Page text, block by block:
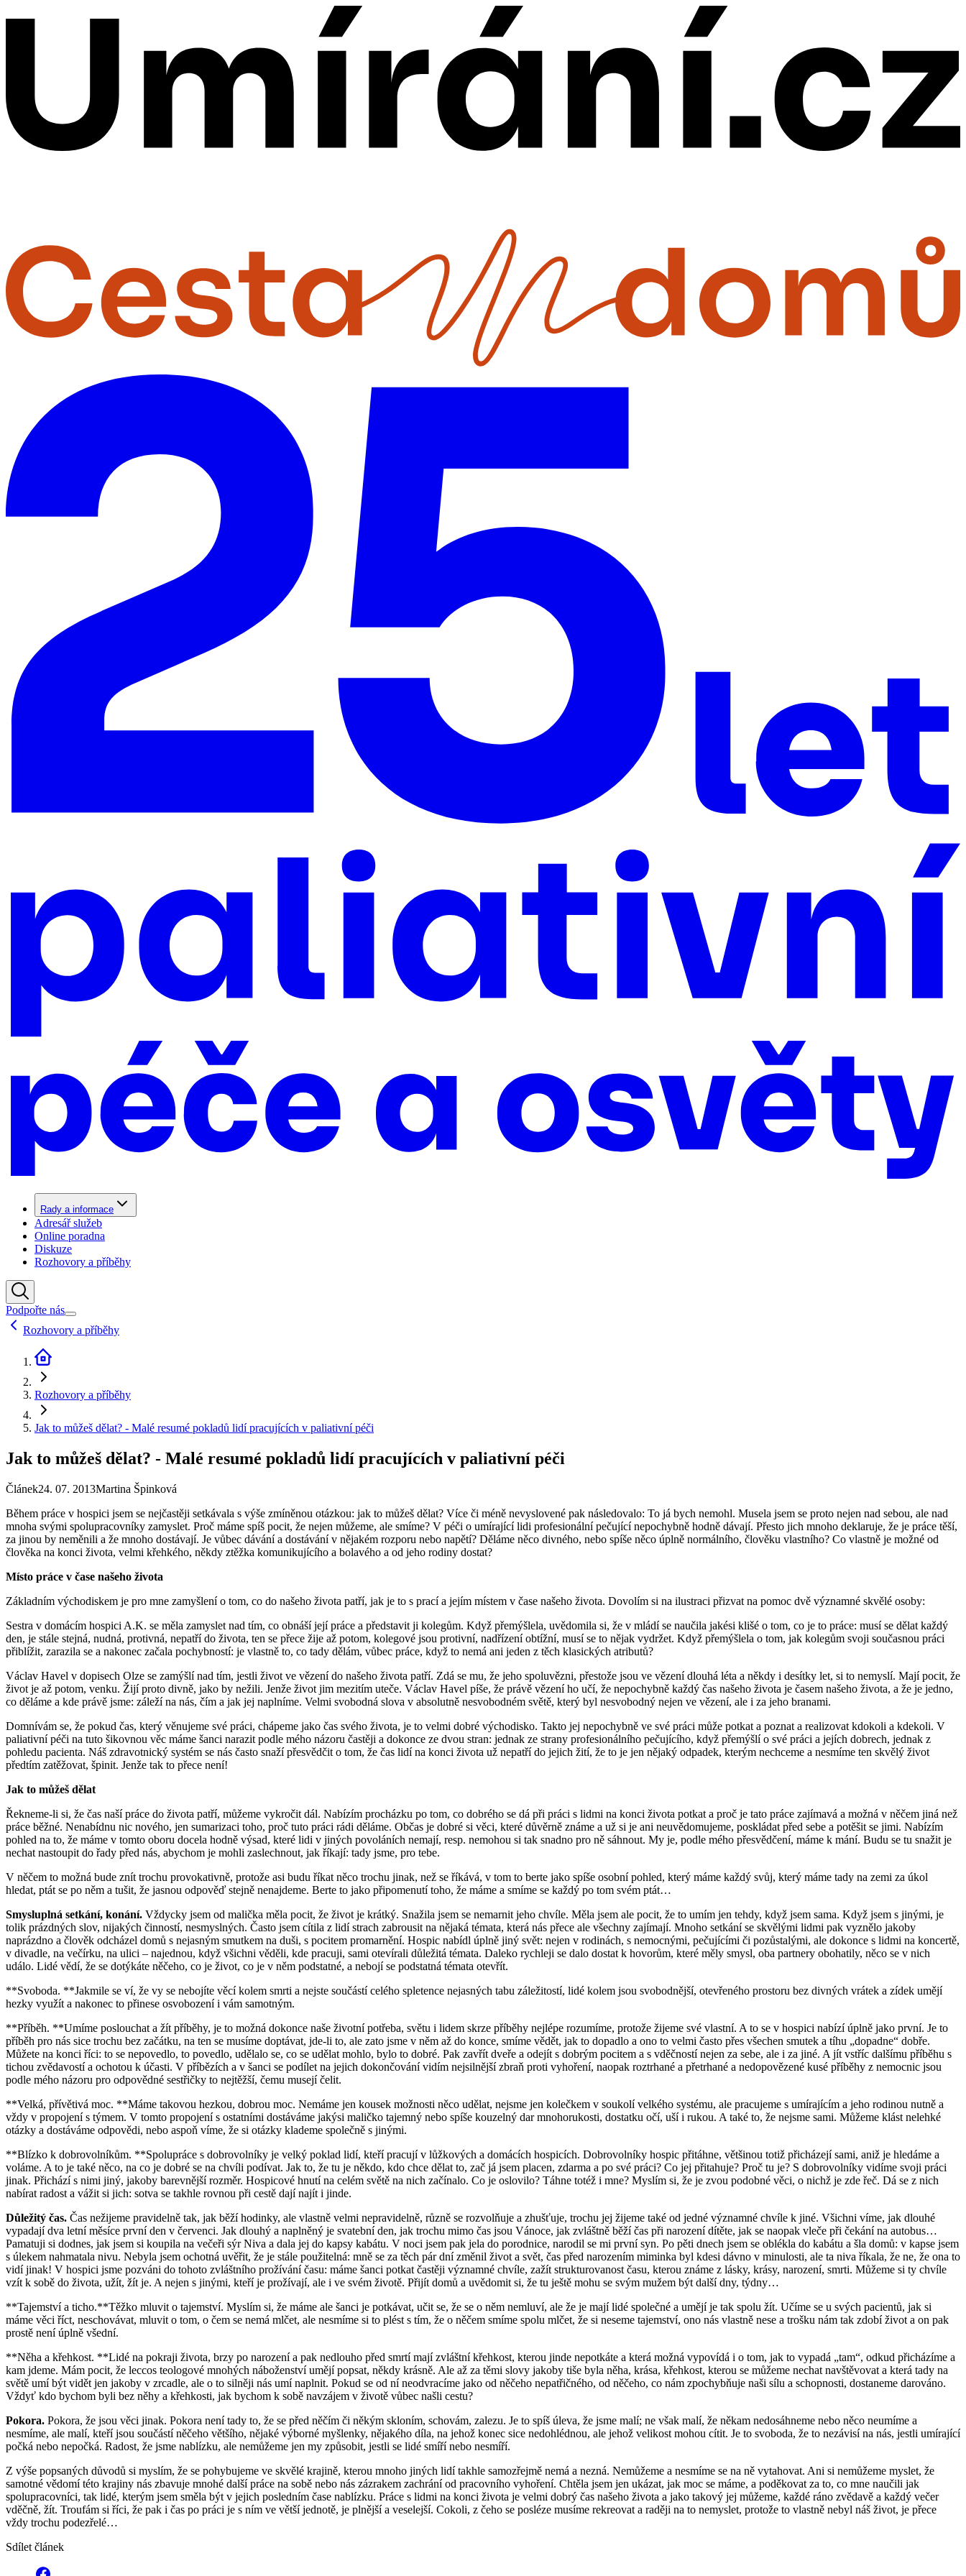
Rady a informace
Adresář služeb
Online poradna
Diskuze
Rozhovory a příběhy
Podpořte nás
Rozhovory a příběhy
Rozhovory a příběhy
Jak to můžeš dělat? - Malé resumé pokladů lidí pracujících v paliativní péči
Jak to můžeš dělat? - Malé resumé pokladů lidí pracujících v paliativní péči
Článek24. 07. 2013Martina Špinková
Během práce v hospici jsem se nejčastěji setkávala s výše zmíněnou otázkou: jak to můžeš dělat? Více či méně nevyslovené pak následovalo: To já bych nemohl. Musela jsem se proto nejen nad sebou, ale nad
mnoha svými spolupracovníky zamyslet. Proč máme spíš pocit, že nejen můžeme, ale smíme? V péči o umírající lidi profesionální pečující nepochybně hodně dávají. Přesto jich mnoho deklaruje, že je práce těší,
za jinou by neměnili a že mnoho dostávají. Je vůbec dávání a dostávání v nějakém rozporu nebo napětí? Děláme něco divného, nebo spíše něco úplně normálního, člověku vlastního? Co vlastně je možné od
člověka na konci života, velmi křehkého, někdy ztěžka komunikujícího a bolavého a od jeho rodiny dostat?
Místo práce v čase našeho života
Základním východiskem je pro mne zamyšlení o tom, co do našeho života patří, jak je to s prací a jejím místem v čase našeho života. Dovolím si na ilustraci přizvat na pomoc dvě významné skvělé osoby:
Sestra v domácím hospici A.K. se měla zamyslet nad tím, co obnáší její práce a představit ji kolegům. Když přemýšlela, uvědomila si, že v mládí se naučila jakési klišé o tom, co je to práce: musí se dělat každý
den, je stále stejná, nudná, protivná, nepatří do života, ten se přece žije až potom, kolegové jsou protivní, nadřízení obtížní, musí se to nějak vydržet. Když přemýšlela o tom, jak kolegům svoji současnou práci
přiblížit, zarazila se a nakonec začala pochybností: je vlastně to, co tady dělám, vůbec práce, když to nemá ani jeden z těch klasických atributů?
Václav Havel v dopisech Olze se zamýšlí nad tím, jestli život ve vězení do našeho života patří. Zdá se mu, že jeho spoluvězni, přestože jsou ve vězení dlouhá léta a někdy i desítky let, si to nemyslí. Mají pocit, že
život je až potom, venku. Žijí proto divně, jako by nežili. Jenže život jim mezitím uteče. Václav Havel píše, že právě vězení ho učí, že nepochybně každý čas našeho života je časem našeho života, a že je jedno,
co děláme a kde právě jsme: záleží na nás, čím a jak jej naplníme. Velmi svobodná slova v absolutně nesvobodném světě, který byl nesvobodný nejen ve vězení, ale i za jeho branami.
Domnívám se, že pokud čas, který věnujeme své práci, chápeme jako čas svého života, je to velmi dobré východisko. Takto jej nepochybně ve své práci může potkat a poznat a realizovat kdokoli a kdekoli. V
paliativní péči na tuto šikovnou věc máme šanci narazit podle mého názoru častěji a dokonce ze dvou stran: jednak ze strany profesionálního pečujícího, když přemýšlí o své práci a jejích dobrech, jednak z
pohledu pacienta. Náš zdravotnický systém se nás často snaží přesvědčit o tom, že čas lidí na konci života už nepatří do jejich žití, že to je jen nějaký odpadek, kterým nechceme a nesmíme ten skvělý život
předtím zatěžovat, špinit. Jenže tak to přece není!
Jak to můžeš dělat
Řekneme-li si, že čas naší práce do života patří, můžeme vykročit dál. Nabízím procházku po tom, co dobrého se dá při práci s lidmi na konci života potkat a proč je tato práce zajímavá a možná v něčem jiná než
práce běžné. Nenabídnu nic nového, jen sumarizaci toho, proč tuto práci rádi děláme. Občas je dobré si věci, které důvěrně známe a už si je ani neuvědomujeme, poskládat před sebe a potěšit se jimi. Nabízím
pohled na to, že máme v tomto oboru docela hodně výsad, které lidi v jiných povoláních nemají, resp. nemohou si tak snadno pro ně sáhnout. My je, podle mého přesvědčení, máme k mání. Budu se tu snažit je
nechat nastoupit do řady před nás, abychom je mohli zaslechnout, jak říkají: tady jsme, pro tebe.
V něčem to možná bude znít trochu provokativně, protože asi budu říkat něco trochu jinak, než se říkává, v tom to berte jako spíše osobní pohled, který máme každý svůj, který máme tady na zemi za úkol
hledat, ptát se po něm a tušit, že jasnou odpověď stejně nenajdeme. Berte to jako připomenutí toho, že máme a smíme se každý po tom svém ptát…
Smysluplná setkání, konání. Vždycky jsem od malička měla pocit, že život je krátký. Snažila jsem se nemarnit jeho chvíle. Měla jsem ale pocit, že to umím jen tehdy, když jsem sama. Když jsem s jinými, je
tolik prázdných slov, nijakých činností, nesmyslných. Často jsem cítila z lidí strach zabrousit na nějaká témata, která nás přece ale všechny zajímají. Mnoho setkání se skvělými lidmi pak vyznělo jakoby
naprázdno a člověk odcházel domů s nejasným smutkem na duši, s pocitem promarnění. Hospic nabídl úplně jiný svět: nejen v rodinách, s nemocnými, pečujícími či pozůstalými, ale dokonce s lidmi na koncertě,
v divadle, na večírku, na ulici – najednou, když všichni věděli, kde pracuji, sami otevírali důležitá témata. Daleko rychleji se dalo dostat k hovorům, které měly smysl, oba partnery obohatily, něco se v nich
událo. Lidé vědí, že se dotýkáte něčeho, co je život, co je v něm podstatné, a nebojí se podstatná témata otevřít.
**Svoboda. **Jakmile se ví, že vy se nebojíte věcí kolem smrti a nejste součástí celého spletence nejasných tabu záležitostí, lidé kolem jsou svobodnější, otevřeného prostoru bez divných vrátek a zídek umějí
hezky využít a nakonec to přinese osvobození i vám samotným.
**Příběh. **Umíme poslouchat a žít příběhy, je to možná dokonce naše životní potřeba, světu i lidem skrze příběhy nejlépe rozumíme, protože žijeme své vlastní. A to se v hospici nabízí úplně jako první. Je to
příběh pro nás sice trochu bez začátku, na ten se musíme doptávat, jde-li to, ale zato jsme v něm až do konce, smíme vědět, jak to dopadlo a ono to velmi často přes všechen smutek a tíhu „dopadne“ dobře.
Můžete na konci říci: to se nepovedlo, to povedlo, udělalo se, co se udělat mohlo, bylo to dobré. Pak zavřít dveře a odejít s dobrým pocitem a s vděčností nejen za sebe, ale i za jiné. A jít vstříc dalšímu příběhu s
tichou zvědavostí a ochotou k účasti. V příbězích a v šanci se podílet na jejich dokončování vidím nejsilnější zbraň proti vyhoření, naopak roztrhané a přetrhané a nedopovězené kusé příběhy z nemocnic jsou
podle mého názoru pro odpovědné sestřičky to nejtěžší, čemu musejí čelit.
**Velká, přívětivá moc. **Máme takovou hezkou, dobrou moc. Nemáme jen kousek možnosti něco udělat, nejsme jen kolečkem v soukolí velkého systému, ale pracujeme s umírajícím a jeho rodinou nutně a
vždy v propojení s týmem. V tomto propojení s ostatními dostáváme jakýsi maličko tajemný nebo spíše kouzelný dar mnohorukosti, dostatku očí, uší i rukou. A také to, že nejsme sami. Můžeme klást nelehké
otázky a dostáváme odpovědi, nebo aspoň víme, že si otázky klademe společně s jinými.
**Blízko k dobrovolníkům. **Spolupráce s dobrovolníky je velký poklad lidí, kteří pracují v lůžkových a domácích hospicích. Dobrovolníky hospic přitáhne, většinou totiž přicházejí sami, aniž je hledáme a
voláme. A to je také něco, na co je dobré se na chvíli podívat. Jak to, že tu je někdo, kdo chce dělat to, zač já jsem placen, zdarma a po své práci? Co jej přitahuje? Proč tu je? S dobrovolníky vidíme svoji práci
jinak. Přichází s nimi jiný, jakoby barevnější rozměr. Hospicové hnutí na celém světě na nich začínalo. Co je oslovilo? Táhne totéž i mne? Myslím si, že je zvou podobné věci, o nichž je zde řeč. Dá se z nich
nabírat radost a vážit si jich: sotva se takhle rovnou při cestě dají najít i jinde.
Důležitý čas. Čas nežijeme pravidelně tak, jak běží hodinky, ale vlastně velmi nepravidelně, různě se rozvolňuje a zhušťuje, trochu jej žijeme také od jedné významné chvíle k jiné. Všichni víme, jak dlouhé
vypadají dva letní měsíce první den v červenci. Jak dlouhý a naplněný je svatební den, jak trochu mimo čas jsou Vánoce, jak zvláštně běží čas při narození dítěte, jak se naopak vleče při čekání na autobus…
Pamatuji si dodnes, jak jsem si koupila na večeři sýr Niva a dala jej do kapsy kabátu. V noci jsem pak jela do porodnice, narodil se mi první syn. Po pěti dnech jsem se oblékla do kabátu a šla domů: v kapse jsem
s úlekem nahmatala nivu. Nebyla jsem ochotná uvěřit, že je stále použitelná: mně se za těch pár dní změnil život a svět, čas před narozením miminka byl kdesi dávno v minulosti, ale ta niva říkala, že ne, že ona to
vidí jinak! V hospici jsme pozváni do tohoto zvláštního prožívání času: máme šanci potkat častěji významné chvíle, zažít strukturovanost času, kterou známe z lásky, krásy, narození, smrti. Můžeme si ty chvíle
vzít k sobě do života, užít, žít je. A nejen s jinými, kteří je prožívají, ale i ve svém životě. Přijít domů a uvědomit si, že tu ještě mohu se svým mužem být další dny, týdny…
**Tajemství a ticho.**Těžko mluvit o tajemství. Myslím si, že máme ale šanci je potkávat, učit se, že se o něm nemluví, ale že je mají lidé společné a umějí je tak spolu žít. Učíme se u svých pacientů, jak si
máme věci říct, neschovávat, mluvit o tom, o čem se nemá mlčet, ale nesmíme si to plést s tím, že o něčem smíme spolu mlčet, že si neseme tajemství, ono nás vlastně nese a trošku nám tak zdobí život a on pak
prostě není úplně všední.
**Něha a křehkost. **Lidé na pokraji života, brzy po narození a pak nedlouho před smrtí mají zvláštní křehkost, kterou jinde nepotkáte a která možná vypovídá i o tom, jak to vypadá „tam“, odkud přicházíme a
kam jdeme. Mám pocit, že leccos teologové mnohých náboženství umějí popsat, někdy krásně. Ale až za těmi slovy jakoby tiše byla něha, krása, křehkost, kterou se můžeme nechat navštěvovat a která tady na
světě umí být vidět jen jakoby v zrcadle, ale o to silněji nás umí naplnit. Pokud se od ní neodvracíme jako od něčeho nepatřičného, od něčeho, co nám zpochybňuje naši sílu a schopnosti, dostaneme darováno.
Vždyť kdo bychom byli bez něhy a křehkosti, jak bychom k sobě navzájem v životě vůbec našli cestu?
Pokora. Pokora, že jsou věci jinak. Pokora není tady to, že se před něčím či někým skloním, schovám, zalezu. Je to spíš úleva, že jsme malí; ne však malí, že někam nedosáhneme nebo něco neumíme a
nesmíme, ale malí, kteří jsou součástí něčeho většího, nějaké výborné myšlenky, nějakého díla, na jehož konec sice nedohlédnou, ale jehož velikost mohou cítit. Je to svoboda, že to nezávisí na nás, jestli umírající
počká nebo nepočká. Radost, že jsme nablízku, ale nemůžeme jen my způsobit, jestli se lidé smíří nebo nesmíří.
Z výše popsaných důvodů si myslím, že se pohybujeme ve skvělé krajině, kterou mnoho jiných lidí takhle samozřejmě nemá a nezná. Nemůžeme a nesmíme se na ně vytahovat. Ani si nemůžeme myslet, že
samotné vědomí této krajiny nás zbavuje mnohé další práce na sobě nebo nás zázrakem zachrání od pracovního vyhoření. Chtěla jsem jen ukázat, jak moc se máme, a poděkovat za to, co mne naučili jak
spolupracovníci, tak lidé, kterým jsem směla být v jejich posledním čase nablízku. Práce s lidmi na konci života je velmi dobrý čas našeho života a jako takový jej můžeme, každé ráno zvědavě a každý večer
vděčně, žít. Troufám si říci, že pak i čas po práci je s ním ve větší jednotě, je plnější a veselejší. Cokoli, z čeho se posléze musíme rekreovat a raději na to nemyslet, protože to vlastně nebyl náš život, je přece
vždy trochu podezřelé…
Sdílet článek